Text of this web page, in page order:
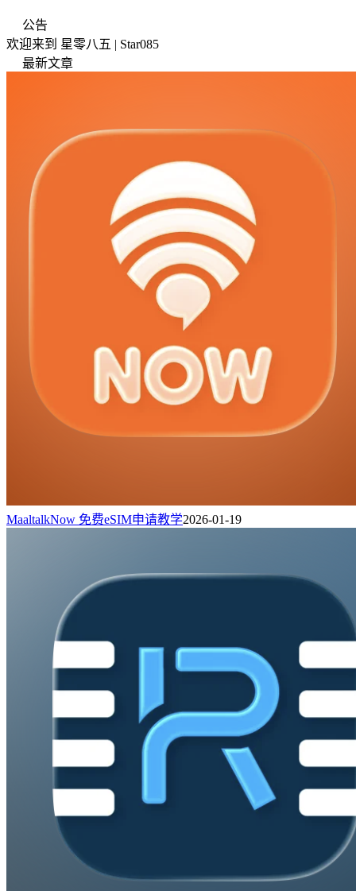
公告
欢迎来到 星零八五 | Star085
最新文章
MaaltalkNow 免费eSIM申请教学2026-01-19